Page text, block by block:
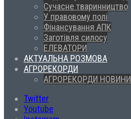
Сучасне тваринництво
У правовому полі
Фінансування АПК
Заготівля силосу
ЕЛЕВАТОРИ
АКТУАЛЬНА РОЗМОВА
АГРОРЕКОРДИ
АГРОРЕКОРДИ НОВИНИ
Twitter
Youtube